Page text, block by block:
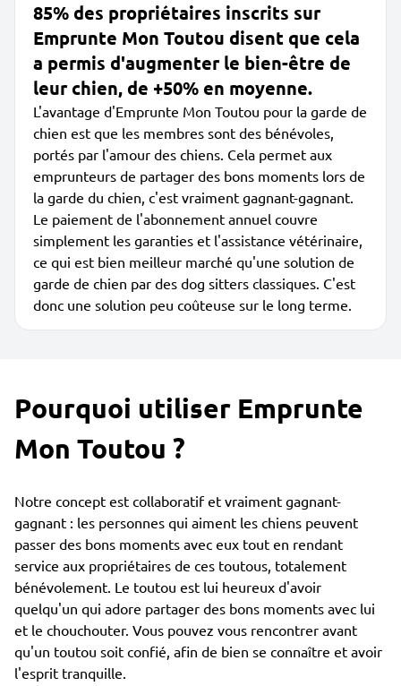
85% des propriétaires inscrits sur
Emprunte Mon Toutou disent que cela
a permis d'augmenter le bien-être de
leur chien, de +50% en moyenne.
L'avantage d'Emprunte Mon Toutou pour la garde de
chien est que les membres sont des bénévoles,
portés par l'amour des chiens. Cela permet aux
emprunteurs de partager des bons moments lors de
la garde du chien, c'est vraiment gagnant-gagnant.
Le paiement de l'abonnement annuel couvre
simplement les garanties et l'assistance vétérinaire,
ce qui est bien meilleur marché qu'une solution de
garde de chien par des dog sitters classiques. C'est
donc une solution peu coûteuse sur le long terme.
Pourquoi utiliser Emprunte
Mon Toutou ?
Notre concept est collaboratif et vraiment gagnant-
gagnant : les personnes qui aiment les chiens peuvent
passer des bons moments avec eux tout en rendant
service aux propriétaires de ces toutous, totalement
bénévolement. Le toutou est lui heureux d'avoir
quelqu'un qui adore partager des bons moments avec lui
et le chouchouter. Vous pouvez vous rencontrer avant
qu'un toutou soit confié, afin de bien se connaître et avoir
l'esprit tranquille.